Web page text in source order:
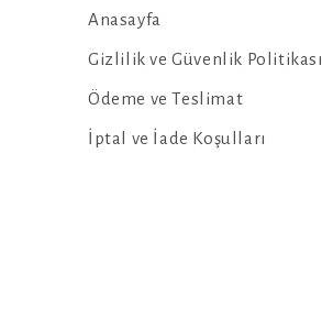
Anasayfa
Gizlilik ve Güvenlik Politikası
Ödeme ve Teslimat
İptal ve İade Koşulları